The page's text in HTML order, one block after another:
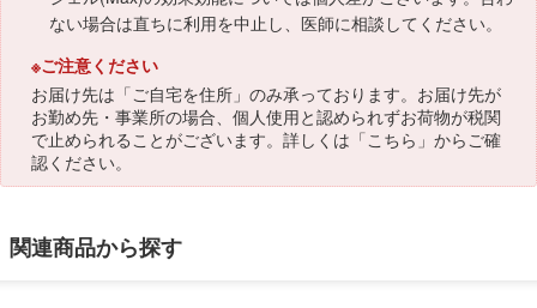
ない場合は直ちに利用を中止し、医師に相談してください。
※ご注意ください
お届け先は「ご自宅を住所」のみ承っております。お届け先が
お勤め先・事業所の場合、個人使用と認められずお荷物が税関
で止められることがございます。詳しくは「こちら 」からご確
認ください。
関連商品から探す